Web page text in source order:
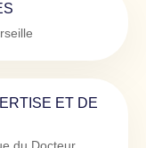
ET DE
du Docteur